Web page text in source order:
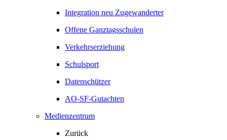
Integration neu Zugewanderter
Offene Ganztagsschulen
Verkehrserziehung
Schulsport
Datenschützer
AO-SF-Gutachten
Medienzentrum
Zurück